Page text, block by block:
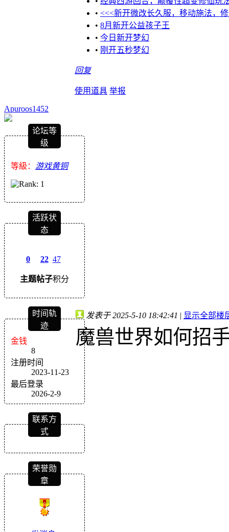
• <<<新开微改长久服，移动施法，
• 8月新开公益孩子王
• 今日新开梦幻
• 刚开五秒梦幻
回复
使用道具 举报
Apuroos1452
论坛等
级
等級： 游戏黄铜
活跃状
态
0
主题
22
帖子
47
积分
时间轨
迹
金钱
8
注册时间
2023-11-23
最后登录
2026-2-9
联系方
式
荣誉勋
章
发表于 2025-5-10 18:42:41 | 显示全部楼
魔兽世界如何招